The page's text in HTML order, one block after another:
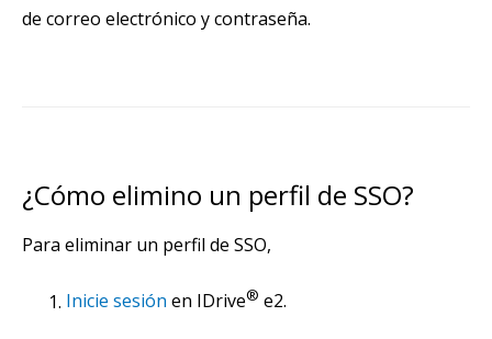
de correo electrónico y contraseña.
¿Cómo elimino un perfil de SSO?
Para eliminar un perfil de SSO,
Inicie sesión en IDrive® e2.